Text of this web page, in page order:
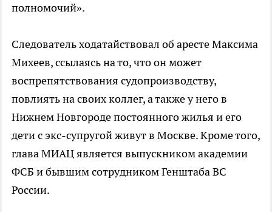
полномочий».
Следователь ходатайствовал об аресте Максима
Михеев, ссылаясь на то, что он может
воспрепятствования судопроизводству,
повлиять на своих коллег, а также у него в
Нижнем Новгороде постоянного жилья и его
дети с экс-супругой живут в Москве. Кроме того,
глава МИАЦ является выпускником академии
ФСБ и бывшим сотрудником Генштаба ВС
России.